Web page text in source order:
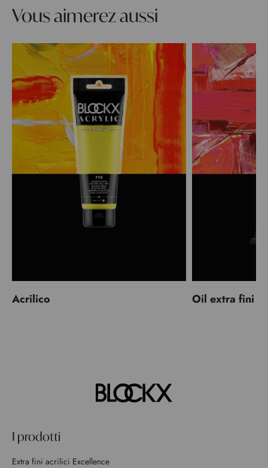
Vous aimerez aussi
Acrilico Oil extra fini
I prodotti
Extra fini acrilici Excellence